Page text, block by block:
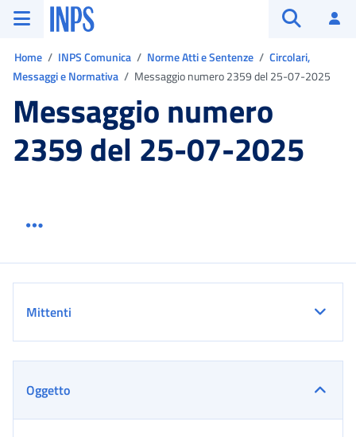
Vai al menu principale
Vai al contenuto principale
Vai al pie' di pagina
INPS ()
Home INPS Comunica Norme Atti e Sentenze
Circolari,
Messaggi e Normativa
Messaggio numero 2359 del 25-07-2025
Messaggio numero
2359 del 25-07-2025
Mittenti
Oggetto